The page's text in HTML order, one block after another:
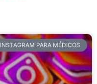
INSTAGRAM PARA MÉDICOS